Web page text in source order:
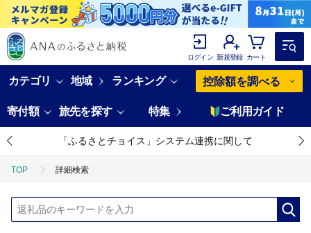
ログイン 新規登録 カート
カテゴリ 地域 ランキング 控除額を調べる
寄付額 旅先を探す 特集 ご利用ガイド
「ふるさとチョイス」システム連携に関して
TOP 詳細検索